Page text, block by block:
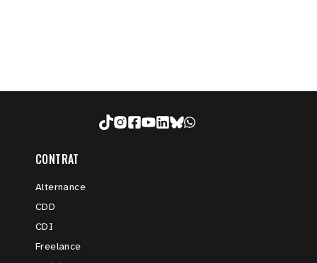
CONTRAT
Alternance
CDD
CDI
Freelance